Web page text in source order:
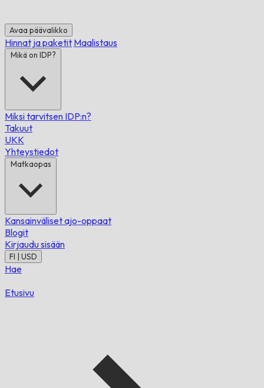
Avaa päävalikko
Hinnat ja paketit Maalistaus
Mikä on IDP?
Miksi tarvitsen IDP:n?
Takuut
UKK
Yhteystiedot
Matkaopas
Kansainväliset ajo-oppaat
Blogit
Kirjaudu sisään
FI | USD
Hae
Etusivu